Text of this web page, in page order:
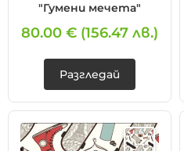
"Гумени мечета"
80.00 € (156.47 лв.)
Разгледай